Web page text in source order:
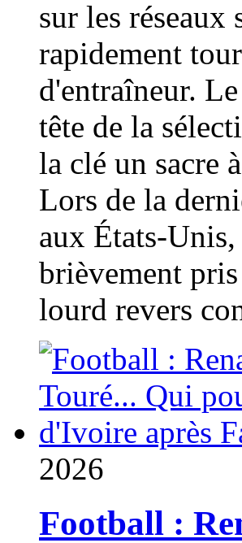
sur les
rapidement
d'entraîneur.
tête de la
la clé un sacre
Lors de la
aux États-
brièvement
lourd revers
2026
Football :